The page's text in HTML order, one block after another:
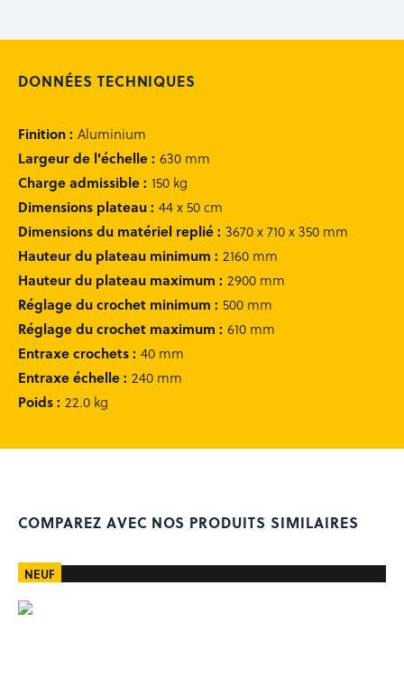
contact@matedis.com
02 28 02 25 26
Service commercial
DONNÉES TECHNIQUES
Finition: Aluminium
Largeur de l'échelle: 630 mm
Charge admissible: 150 kg
Dimensions plateau: 44 x 50 cm
Dimensions du matériel replié: 3670 x 710 x 350 mm
Hauteur du plateau minimum : 2160 mm
Hauteur du plateau maximum : 2900 mm
Réglage du crochet minimum : 500 mm
Réglage du crochet maximum : 610 mm
Entraxe crochets: 40 mm
Entraxe échelle: 240 mm
Poids: 22.0 kg
COMPAREZ AVEC NOS PRODUITS SIMILAIRES
NEUF